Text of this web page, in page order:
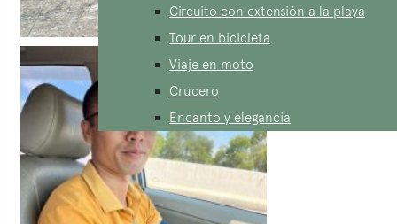
Circuito con extensión a la playa
Tour en bicicleta
Viaje en moto
Crucero
Encanto y elegancia